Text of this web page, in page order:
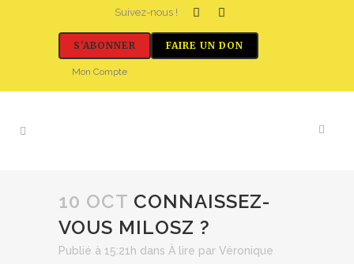
Suivez-nous !
S'ABONNER FAIRE UN DON
Mon Compte
10 OCT CONNAISSEZ-
VOUS MILOSZ ?
Publié à 15:21h dans À lire par Véronique